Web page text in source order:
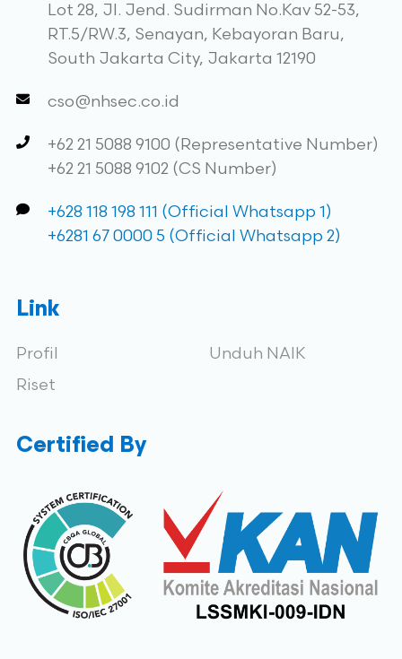
Lot 28, Jl. Jend. Sudirman No.Kav 52-53,
RT.5/RW.3, Senayan, Kebayoran Baru,
South Jakarta City, Jakarta 12190
cso@nhsec.co.id
+62 21 5088 9100 (Representative Number)
+62 21 5088 9102 (CS Number)
+628 118 198 111 (Official Whatsapp 1)
+6281 67 0000 5 (Official Whatsapp 2)
Link
Profil
Riset
Unduh NAIK
Certified By